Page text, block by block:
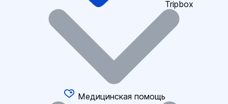
Tripbox
Медицинская помощь